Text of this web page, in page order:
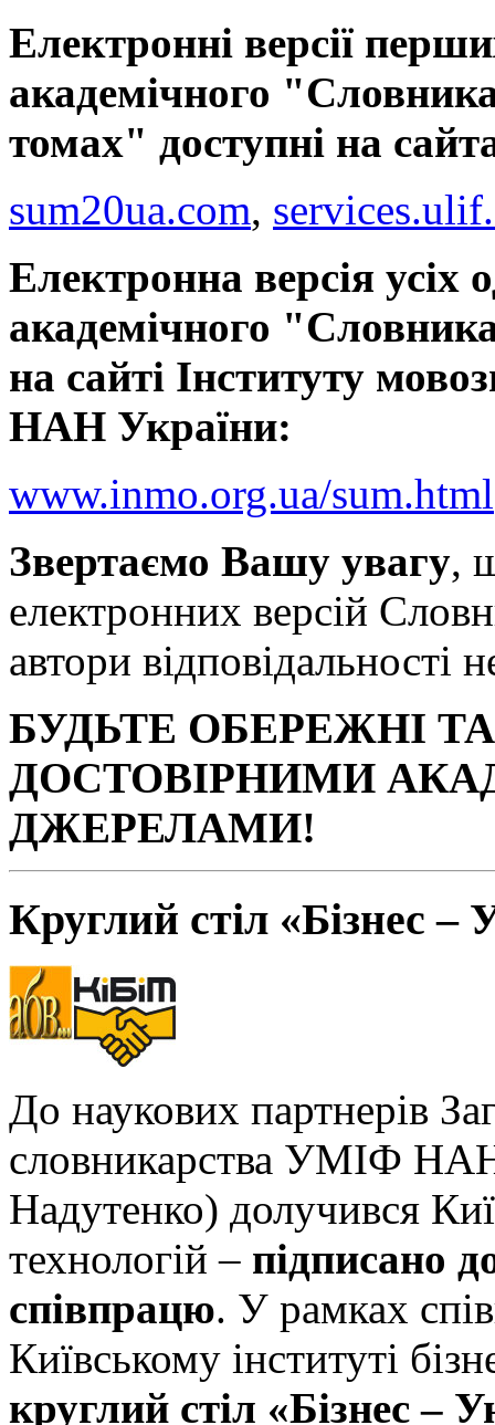
Електронні версії
академічного
томах" доступні на
sum20ua.com,
Електронна версія усіх
академічного
на сайті Інституту
НАН України:
www.inmo.org.ua/sum.html
Звертаємо Вашу увагу,
електронних версій
автори відповідальності
БУДЬТЕ ОБЕРЕЖНІ
ДОСТОВІРНИМИ
ДЖЕРЕЛАМИ!
Круглий стіл «Бізнес –
До наукових партнерів
словникарства УМІФ
Надутенко) долучився
технологій – підписано
співпрацю. У рамках
Київському інституті
круглий стіл «Бізнес –